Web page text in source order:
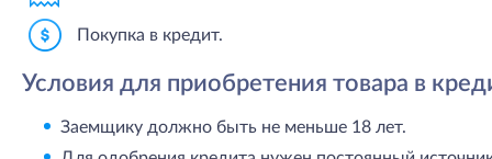
Покупка в кредит.
Условия для приобретения товара в
Заемщику должно быть не меньше 18 лет.